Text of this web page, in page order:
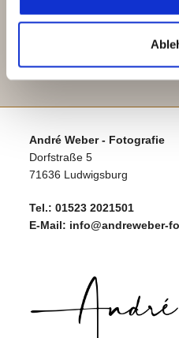
Es
André Weber - Fotografie
Dorfstraße 5
71636 Ludwigsburg
Tel.:01523 2021501
E-Mail: info@andreweber-